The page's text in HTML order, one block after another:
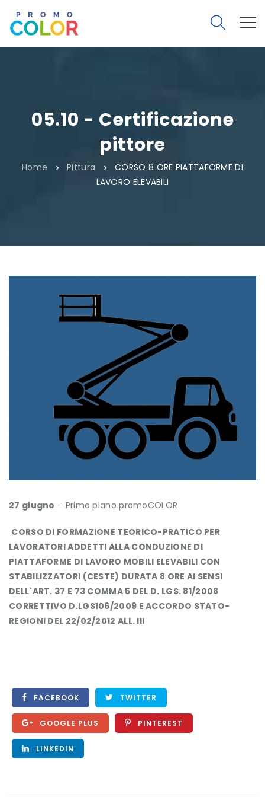
05.10 - Certificazione
pittore
Home Pittura
CORSO 8 ORE PIATTAFORME DI
LAVORO ELEVABILI
27 giugno – Primo piano promoCOLOR
CORSO DI FORMAZIONE TEORICO-PRATICO PER
LAVORATORI ADDETTI ALLA CONDUZIONE DI
PIATTAFORME DI LAVORO MOBILI ELEVABILI CON
STABILIZZATORI (CESTE) DURATA 8 ORE AI SENSI
DELL`ART. 37 E 73 COMMA 5 DEL D. LGS. 81/2008
CORRETTIVO D.LGS106/2009 E ACCORDO STATO-
REGIONI DEL 22/02/2012 ALL. III
FACEBOOK TWITTER
GOOGLE PLUS PINTEREST
LINKEDIN